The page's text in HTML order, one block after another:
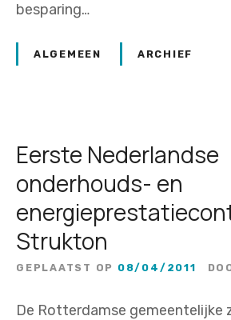
besparing…
ALGEMEEN ARCHIEF
Eerste Nederlandse
onderhouds- en
Strukton
GEPLAATST OP 08/04/2011
De Rotterdamse gemeentelijke